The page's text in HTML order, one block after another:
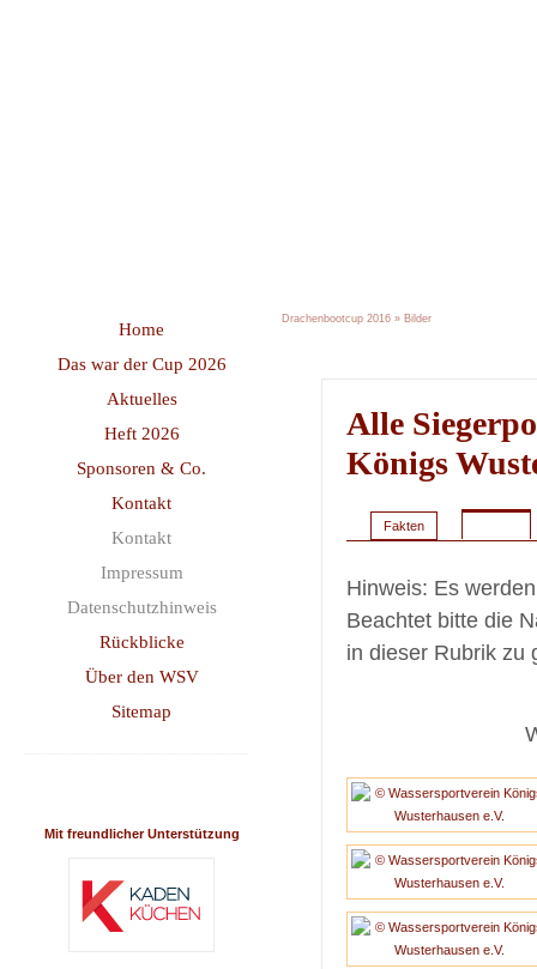
Home
Das war der Cup 2026
Aktuelles
Heft 2026
Sponsoren & Co.
Kontakt
Kontakt
Impressum
Datenschutzhinweis
Rückblicke
Über den WSV
Sitemap
Mit freundlicher Unterstützung
Drachenbootcup 2016» Bilder
Alle
Königs
Fakten
Hinweis: Es
Beachtet bitte die
in dieser Rubrik zu